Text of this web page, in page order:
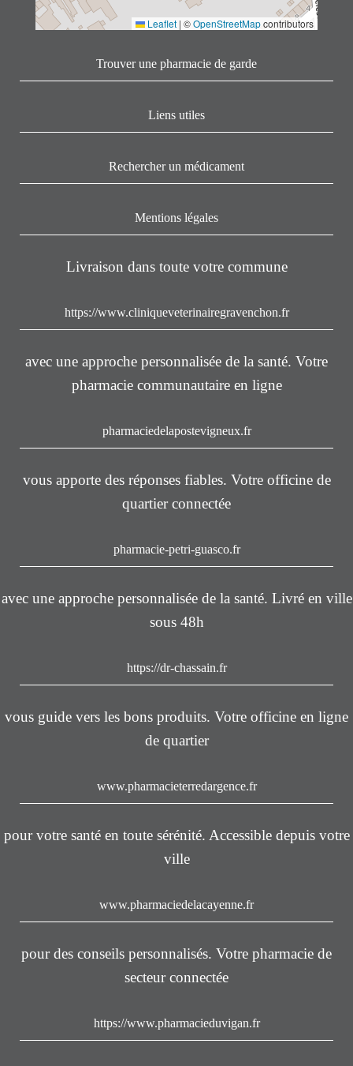
Leaflet | ©OpenStreetMapcontributors
Trouver une pharmacie de garde
Liens utiles
Rechercher un médicament
Mentions légales
Livraison dans toute votre commune
https://www.cliniqueveterinairegravenchon.fr
avec une approche personnalisée de la santé. Votre
pharmacie communautaire en ligne
pharmaciedelapostevigneux.fr
vous apporte des réponses fiables. Votre officine de
quartier connectée
pharmacie-petri-guasco.fr
avec une approche personnalisée de la santé. Livré en ville
sous 48h
https://dr-chassain.fr
vous guide vers les bons produits. Votre officine en ligne
de quartier
www.pharmacieterredargence.fr
pour votre santé en toute sérénité. Accessible depuis votre
ville
www.pharmaciedelacayenne.fr
pour des conseils personnalisés. Votre pharmacie de
secteur connectée
https://www.pharmacieduvigan.fr